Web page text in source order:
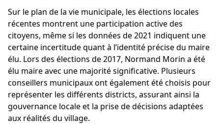
Sur le plan de la vie municipale, les élections locales
récentes montrent une participation active des
citoyens, même si les données de 2021 indiquent une
certaine incertitude quant à l’identité précise du maire
élu. Lors des élections de 2017, Normand Morin a été
élu maire avec une majorité significative. Plusieurs
conseillers municipaux ont également été choisis pour
représenter les différents districts, assurant ainsi la
gouvernance locale et la prise de décisions adaptées
aux réalités du village.